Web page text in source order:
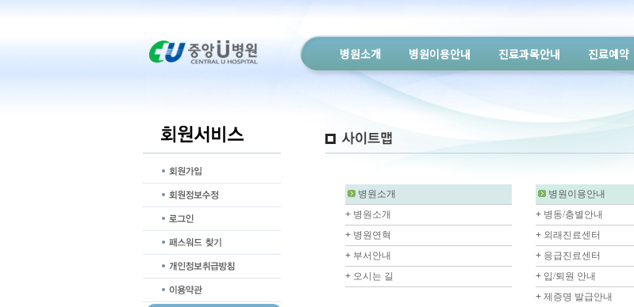
병원소개 병원이용안내 진료과목안내 진료예약
병원소개
+ 병원소개
+ 병원연혁
+ 부서안내
+ 오시는 길
병원이용안내
+ 병동/층별안내
+ 외래진료센터
+ 응급진료센터
+ 입/퇴원 안내
+ 제증명 발급안내